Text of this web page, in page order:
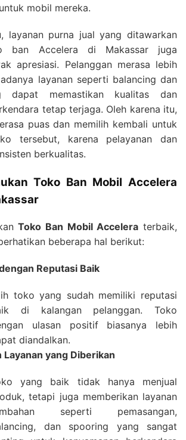
mobil mereka.
layanan purna jual yang ditawarkan
ban Accelera di Makassar juga
apresiasi. Pelanggan merasa lebih
layanan seperti balancing dan
dapat memastikan kualitas dan
tetap terjaga. Oleh karena itu,
puas dan memilih kembali untuk
tersebut, karena pelayanan dan
berkualitas.
Toko Ban Mobil Accelera
Toko Ban Mobil Accelera terbaik,
beberapa hal berikut:
Reputasi Baik
toko yang sudah memiliki reputasi
di kalangan pelanggan. Toko
ulasan positif biasanya lebih
diandalkan.
Layanan yang Diberikan
yang baik tidak hanya menjual
tetapi juga memberikan layanan
seperti pemasangan,
dan spooring yang sangat